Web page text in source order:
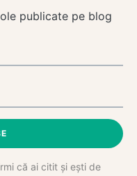
publicate pe blog
că ai citit și ești de